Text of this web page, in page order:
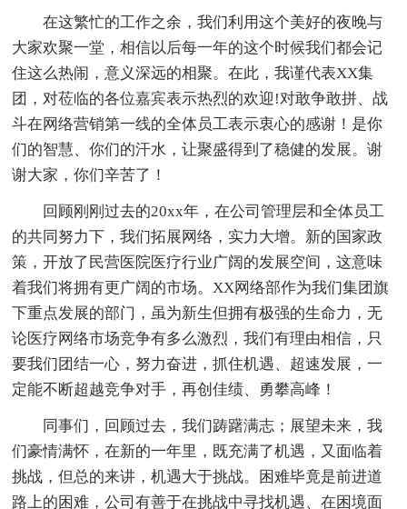
在这繁忙的工作之余，我们利用这个美好的夜晚与
大家欢聚一堂，相信以后每一年的这个时候我们都会记
住这么热闹，意义深远的相聚。在此，我谨代表XX集
团，对莅临的各位嘉宾表示热烈的欢迎!对敢争敢拼、战
斗在网络营销第一线的全体员工表示衷心的感谢！是你
们的智慧、你们的汗水，让聚盛得到了稳健的发展。谢
谢大家，你们辛苦了！
回顾刚刚过去的20xx年，在公司管理层和全体员工
的共同努力下，我们拓展网络，实力大增。新的国家政
策，开放了民营医院医疗行业广阔的发展空间，这意味
着我们将拥有更广阔的市场。XX网络部作为我们集团旗
下重点发展的部门，虽为新生但拥有极强的生命力，无
论医疗网络市场竞争有多么激烈，我们有理由相信，只
要我们团结一心，努力奋进，抓住机遇、超速发展，一
定能不断超越竞争对手，再创佳绩、勇攀高峰！
同事们，回顾过去，我们踌躇满志；展望未来，我
们豪情满怀，在新的一年里，既充满了机遇，又面临着
挑战，但总的来讲，机遇大于挑战。困难毕竟是前进道
路上的困难，公司有善于在挑战中寻找机遇、在困境面